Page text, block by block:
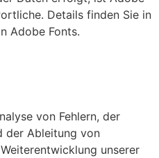
Details finden Sie in
Adobe Fonts.
von Fehlern, der
der Ableitung von
unserer